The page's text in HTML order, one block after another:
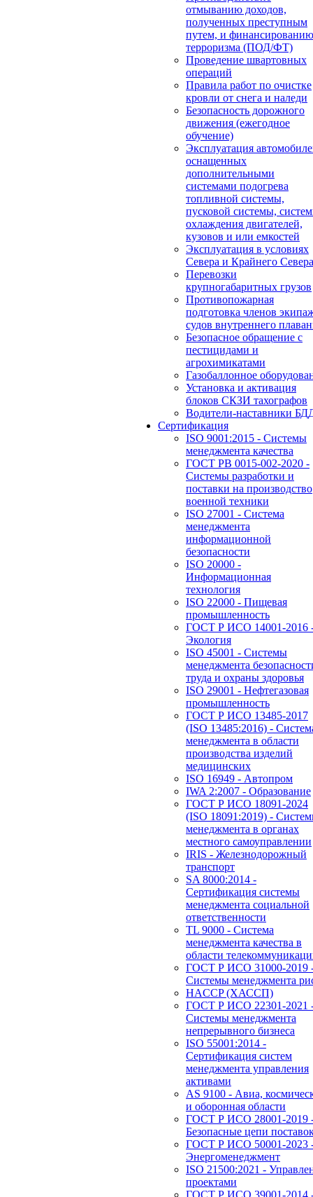
отмыванию доходов,
полученных преступным
путем, и финансированию
терроризма (ПОД/ФТ)
Проведение швартовных
операций
Правила работ по очистке
кровли от снега и наледи
Безопасность дорожного
движения (ежегодное
обучение)
Эксплуатация
оснащенных
дополнительными
системами подогрева
топливной системы,
пусковой системы,
охлаждения двигателей,
кузовов и или емкостей
Эксплуатация в условиях
Севера и Крайнего Севера
Перевозки
крупногабаритных грузов
Противопожарная
подготовка членов
судов внутреннего
Безопасное обращение с
пестицидами и
агрохимикатами
Газобаллонное
Установка и активация
блоков СКЗИ тахографов
Водители-наставники
Сертификация
ISO 9001:2015 - Системы
менеджмента качества
ГОСТ РВ 0015-002-2020 -
Системы разработки и
поставки на производство
военной техники
ISO 27001 - Система
менеджмента
информационной
безопасности
ISO 20000 -
Информационная
технология
ISO 22000 - Пищевая
промышленность
ГОСТ Р ИСО 14001-2016
Экология
ISO 45001 - Системы
менеджмента
труда и охраны здоровья
ISO 29001 - Нефтегазовая
промышленность
ГОСТ Р ИСО 13485-2017
(ISO 13485:2016) -
менеджмента в области
производства изделий
медицинских
ISO 16949 - Автопром
IWA 2:2007 - Образование
ГОСТ Р ИСО 18091-2024
(ISO 18091:2019) -
менеджмента в органах
местного самоуправлении
IRIS - Железнодорожный
транспорт
SA 8000:2014 -
Сертификация системы
менеджмента социальной
ответственности
TL 9000 - Система
менеджмента качества в
области
ГОСТ Р ИСО 31000-2019
Системы менеджмента
HACCP (ХАССП)
ГОСТ Р ИСО 22301-2021
Системы менеджмента
непрерывного бизнеса
ISO 55001:2014 -
Сертификация систем
менеджмента управления
активами
AS 9100 - Авиа,
и оборонная области
ГОСТ Р ИСО 28001-2019
Безопасные цепи
ГОСТ Р ИСО 50001-2023
Энергоменеджмент
ISO 21500:2021 -
проектами
ГОСТ Р ИСО 39001-2014